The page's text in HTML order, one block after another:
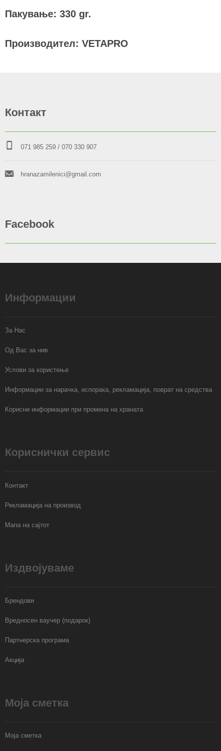
Пакување: 330 gr.
Производител: VETAPRO
Контакт
071 985 259 / 070 330 907
hranazamilenici@gmail.com
Facebook
Информации
За Нас
Од Вас за нив
Услови за користење
Информации за нарачка, испорака, рекламација, поврат на средства
Корисни информации при промена на храната
Кориснички сервис
Контакт
Рекламација на производ
Мапа на сајтот
Издвојуваме
Брендови
Вредносен ваучер (подарок)
Партнерска програма
Акција
Моја сметка
Моја сметка